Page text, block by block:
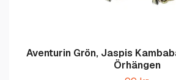
Aventurin Grön, Jaspis
Örhängen